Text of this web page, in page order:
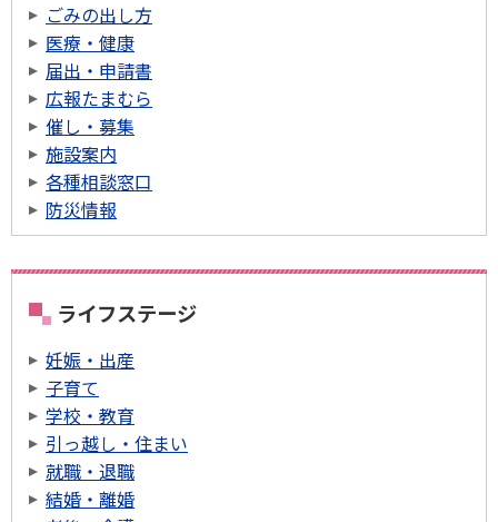
ごみの出し方
医療・健康
届出・申請書
広報たまむら
催し・募集
施設案内
各種相談窓口
防災情報
ライフステージ
妊娠・出産
子育て
学校・教育
引っ越し・住まい
就職・退職
結婚・離婚